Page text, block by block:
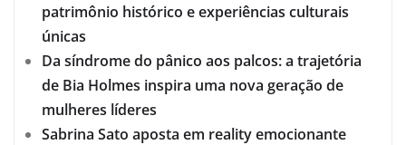
patrimônio histórico e experiências culturais
únicas
Da síndrome do pânico aos palcos: a trajetória
de Bia Holmes inspira uma nova geração de
mulheres líderes
Sabrina Sato aposta em reality emocionante